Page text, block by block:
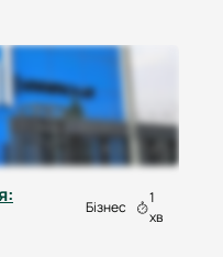
Бізнес
1
хв